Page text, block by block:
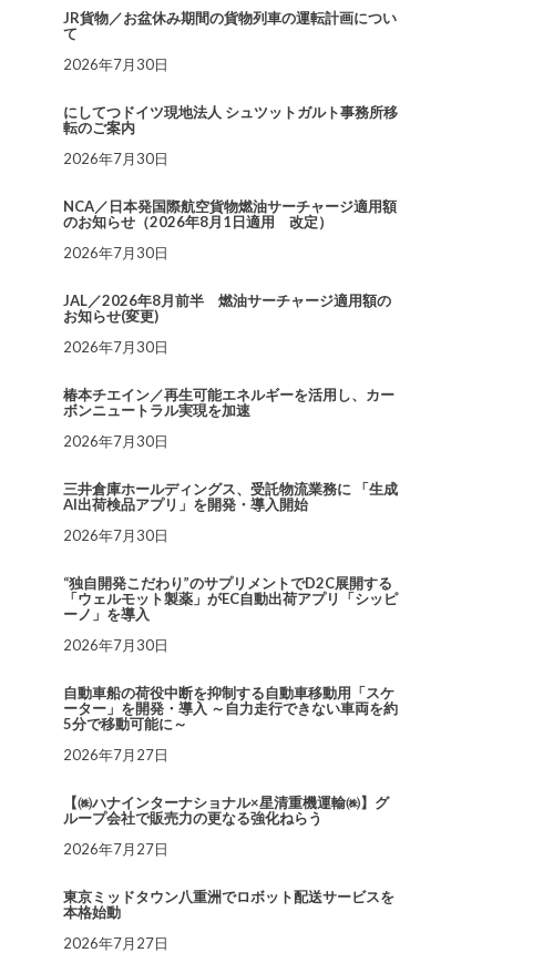
JR貨物／お盆休み期間の貨物列車の運転計画につい
て
2026年7月30日
にしてつドイツ現地法人 シュツットガルト事務所移
転のご案内
2026年7月30日
NCA／日本発国際航空貨物燃油サーチャージ適用額
のお知らせ（2026年8月1日適用 改定）
2026年7月30日
JAL／2026年8月前半 燃油サーチャージ適用額の
お知らせ(変更)
2026年7月30日
椿本チエイン／再生可能エネルギーを活用し、カー
ボンニュートラル実現を加速
2026年7月30日
三井倉庫ホールディングス、受託物流業務に 「生成
AI出荷検品アプリ」を開発・導入開始
2026年7月30日
“独自開発こだわり”のサプリメントでD2C展開する
「ウェルモット製薬」がEC自動出荷アプリ「シッピ
ーノ」を導入
2026年7月30日
自動車船の荷役中断を抑制する自動車移動用「スケ
ーター」を開発・導入 ～自力走行できない車両を約
5分で移動可能に～
2026年7月27日
【㈱ハナインターナショナル×星清重機運輸㈱】グ
ループ会社で販売力の更なる強化ねらう
2026年7月27日
東京ミッドタウン八重洲でロボット配送サービスを
本格始動
2026年7月27日